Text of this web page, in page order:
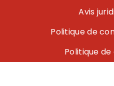
Avis
Politique de
Politique